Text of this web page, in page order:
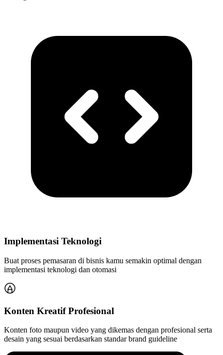
Implementasi Teknologi
Buat proses pemasaran di bisnis kamu semakin optimal dengan
implementasi teknologi dan otomasi
Konten Kreatif Profesional
Konten foto maupun video yang dikemas dengan profesional serta
desain yang sesuai berdasarkan standar brand guideline